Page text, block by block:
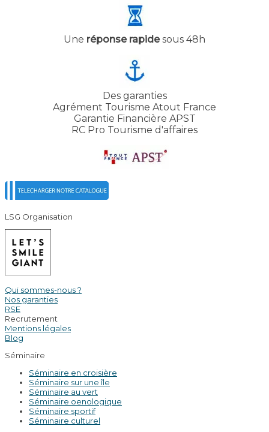
Une réponse rapidesous 48h
Des garanties
Agrément Tourisme Atout France
Garantie Financière APST
RC Pro Tourisme d'affaires
LSG Organisation
Qui sommes-nous ?
Nos garanties
RSE
Recrutement
Mentions légales
Blog
Séminaire
Séminaire en croisière
Séminaire sur une île
Séminaire au vert
Séminaire oenologique
Séminaire sportif
Séminaire culturel